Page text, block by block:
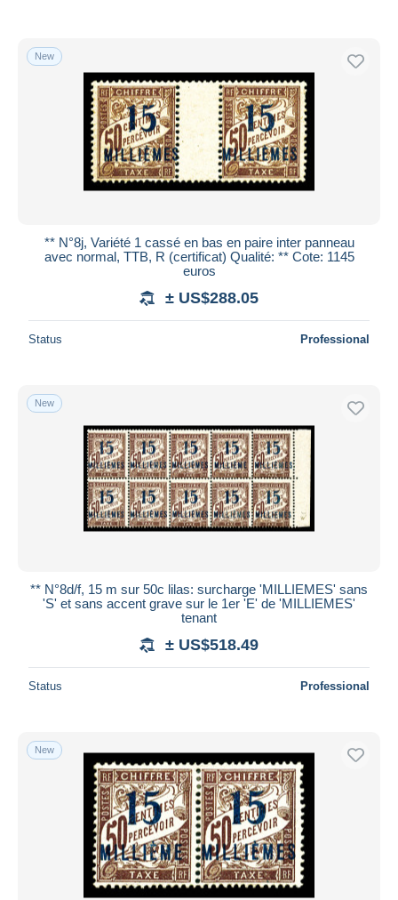
New
** N°8j, Variété 1 cassé en bas en paire inter panneau
avec normal, TTB, R (certificat) Qualité: ** Cote: 1145
euros
± US$288.05
Status Professional
New
** N°8d/f, 15 m sur 50c lilas: surcharge 'MILLIEMES' sans
'S' et sans accent grave sur le 1er 'E' de 'MILLIEMES'
tenant
± US$518.49
Status Professional
New